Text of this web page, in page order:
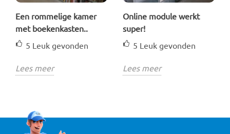
Een rommelige kamer
met boekenkasten..
5 Leuk gevonden
Lees meer
Online module werkt
super!
5 Leuk gevonden
Lees meer